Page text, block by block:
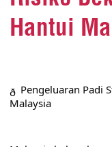
Hantui
Pengeluaran Padi
Malaysia